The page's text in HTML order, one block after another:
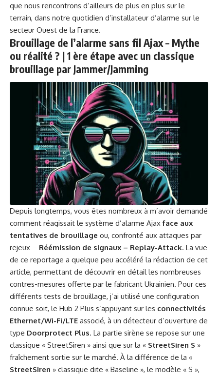
que nous rencontrons d’ailleurs de plus en plus sur le
terrain, dans notre quotidien d’installateur d’alarme sur le
secteur Ouest de la France.
Brouillage de l’alarme sans fil Ajax – Mythe
ou réalité ? | 1 ère étape avec un classique
brouillage par Jammer/Jamming
Depuis longtemps, vous êtes nombreux à m’avoir demandé
comment réagissait le système d’alarme Ajaxface aux
tentatives de brouillage ou, confronté aux attaques par
rejeux – Réémission de signaux – Replay-Attack. La vue
de ce reportage a quelque peu accéléré la rédaction de cet
article, permettant de découvrir en détail les nombreuses
contres-mesures offerte par le fabricant Ukrainien. Pour ces
différents tests de brouillage, j’ai utilisé une configuration
connue soit, le Hub 2 Plus s’appuyant sur les connectivités
Ethernet/Wi-Fi/LTE associé, à un détecteur d’ouverture de
type Doorprotect Plus. La partie sirène se repose sur une
classique « StreetSiren » ainsi que sur la « StreetSiren S »
fraîchement sortie sur le marché. À la différence de la «
StreetSiren » classique dite « Baseline », le modèle « S »,